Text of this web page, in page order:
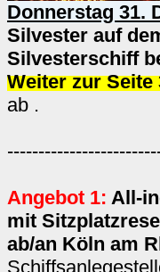
Donnerstag 31.
Silvester auf
Silvesterschiff
Weiter zur Seite
ab .
Angebot 1: All-
mit
ab/an Köln am